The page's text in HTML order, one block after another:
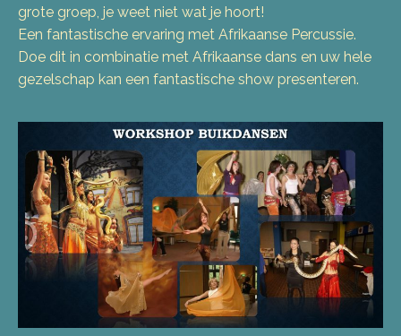
grote groep, je weet niet wat je hoort!
Een fantastische ervaring met Afrikaanse Percussie.
Doe dit in combinatie met Afrikaanse dans en uw hele
gezelschap kan een fantastische show presenteren.